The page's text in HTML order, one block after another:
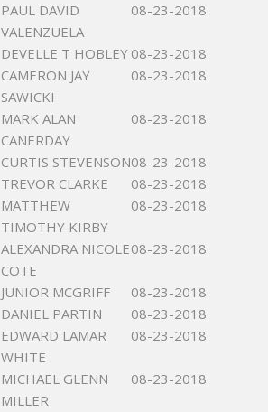
PAUL DAVID
VALENZUELA
08-23-2018
DEVELLE T HOBLEY 08-23-2018
CAMERON JAY
SAWICKI
08-23-2018
MARK ALAN
CANERDAY
08-23-2018
CURTIS STEVENSON08-23-2018
TREVOR CLARKE
08-23-2018
MATTHEW
TIMOTHY KIRBY
08-23-2018
ALEXANDRA NICOLE
COTE
08-23-2018
JUNIOR MCGRIFF
08-23-2018
DANIEL PARTIN
08-23-2018
EDWARD LAMAR
WHITE
08-23-2018
MICHAEL GLENN
MILLER
08-23-2018